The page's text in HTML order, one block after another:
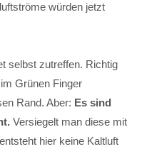
würden jetzt
selbst zutreffen. Richtig
Grünen Finger
Rand. Aber: Es sind
Versiegelt man diese mit
hier keine Kaltluft